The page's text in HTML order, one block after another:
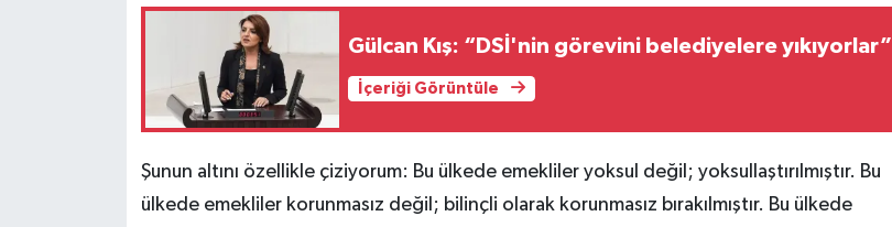
Gülcan Kış: “DSİ'nin görevini belediyelere yıkıyorlar”
İçeriği Görüntüle
Şunun altını özellikle çiziyorum: Bu ülkede emekliler yoksul değil; yoksullaştırılmıştır. Bu
ülkede emekliler korunmasız değil; bilinçli olarak korunmasız bırakılmıştır. Bu ülkede